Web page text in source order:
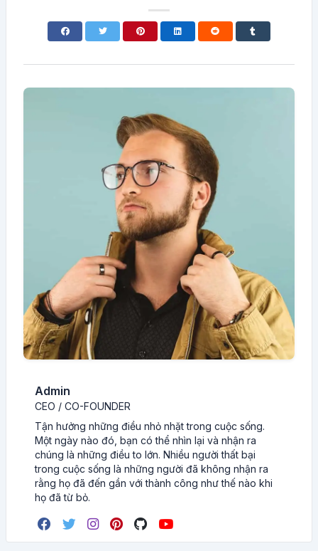
Admin
CEO / CO-FOUNDER
Tận hưởng những điều nhỏ nhặt trong cuộc sống.
Một ngày nào đó, bạn có thể nhìn lại và nhận ra
chúng là những điều to lớn. Nhiều người thất bại
trong cuộc sống là những người đã không nhận ra
rằng họ đã đến gần với thành công như thế nào khi
họ đã từ bỏ.